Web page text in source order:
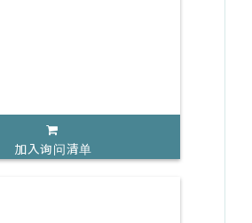
加入询问清单